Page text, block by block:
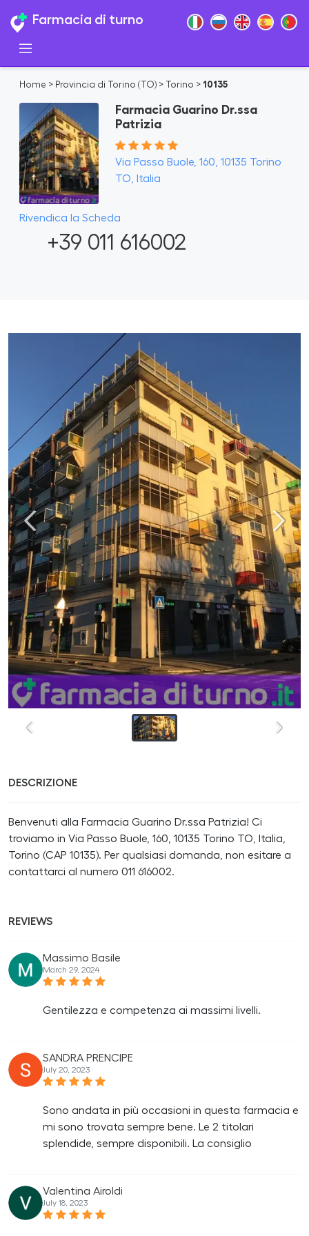
Farmacia di turno
Home > Provincia di Torino (TO) > Torino > 10135
Farmacia Guarino Dr.ssa
Patrizia
Via Passo Buole, 160, 10135 Torino
TO, Italia
Rivendica la Scheda
+39 011 616002
DESCRIZIONE
Benvenuti alla Farmacia Guarino Dr.ssa Patrizia! Ci
troviamo in Via Passo Buole, 160, 10135 Torino TO, Italia,
Torino (CAP 10135). Per qualsiasi domanda, non esitare a
contattarci al numero 011 616002.
REVIEWS
Massimo Basile
March 29, 2024
Gentilezza e competenza ai massimi livelli.
SANDRA PRENCIPE
July 20, 2023
Sono andata in più occasioni in questa farmacia e
mi sono trovata sempre bene. Le 2 titolari
splendide, sempre disponibili. La consiglio
Valentina Airoldi
July 18, 2023